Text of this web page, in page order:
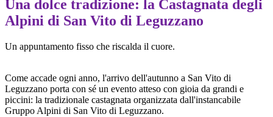
Una dolce tradizione: la Castagnata degli
Alpini di San Vito di Leguzzano
​Un appuntamento fisso che riscalda il cuore.
Come accade ogni anno, l'arrivo dell'autunno a San Vito di
Leguzzano porta con sé un evento atteso con gioia da grandi e
piccini: la tradizionale castagnata organizzata dall'instancabile
Gruppo Alpini di San Vito di Leguzzano.